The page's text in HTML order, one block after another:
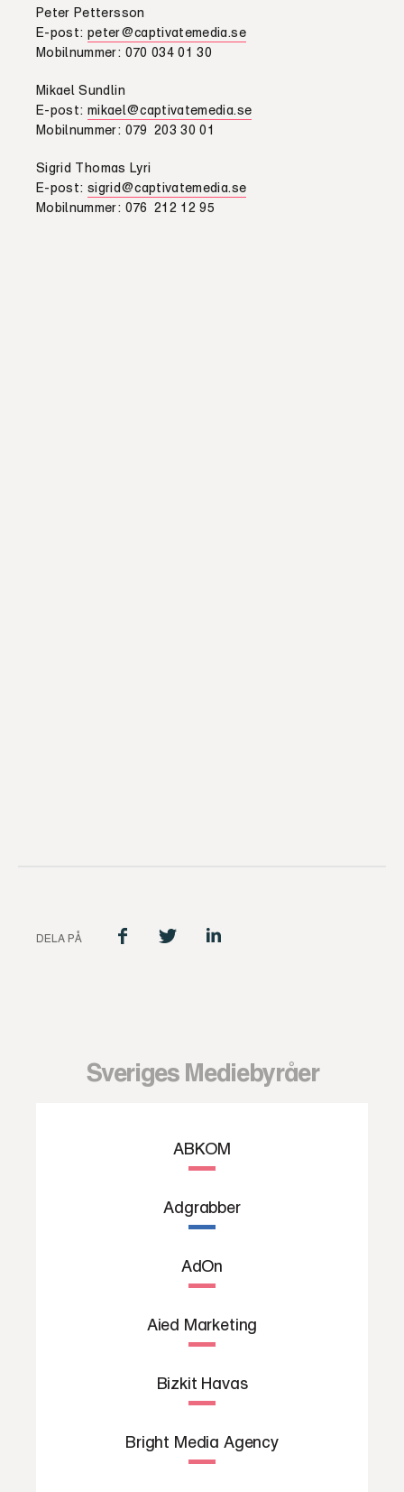
Peter Pettersson
E-post: peter@captivatemedia.se
Mobilnummer: 070 034 01 30
Mikael Sundlin
E-post: mikael@captivatemedia.se
Mobilnummer: 079 203 30 01
Sigrid Thomas Lyri
E-post: sigrid@captivatemedia.se
Mobilnummer: 076 212 12 95
DELA PÅ
Sveriges Mediebyråer
ABKOM
Adgrabber
AdOn
Aied Marketing
Bizkit Havas
Bright Media Agency